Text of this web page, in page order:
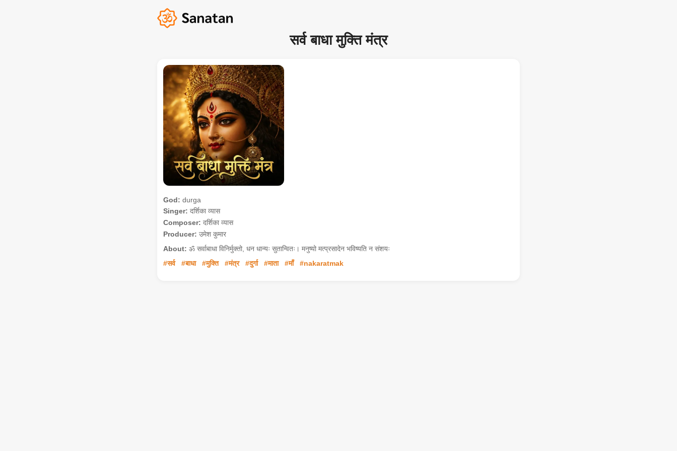
सर्व बाधा मुक्ति मंत्र
God: durga
Singer: दर्शिका व्यास
Composer: दर्शिका व्यास
Producer: उमेश कुमार
About: ॐ सर्वाबाधा विनिर्मुक्तो, धन धान्यः सुतान्वितः। मनुष्यो मत्प्रसादेन भविष्यति न संशयः
#सर्व
#बाधा #मुक्ति #मंत्र #दुर्गा #माता #माँ #nakaratmak